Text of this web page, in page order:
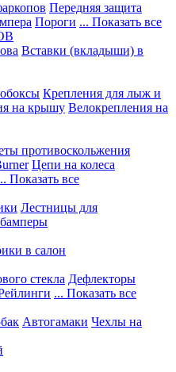
Передняя защита
Пороги ... Показать все
Вставки (вкладыши) в
Крепления для лыж и
на крышу Велокрепления на
противоскольжения
Цепи на колеса
Показать все
Лестницы для
в салон
стекла Дефлекторы
... Показать все
Автогамаки Чехлы на